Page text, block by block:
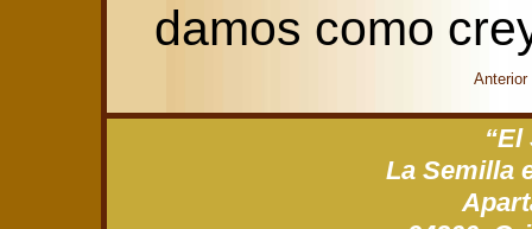
damos como
Anterior
“El
La Semilla